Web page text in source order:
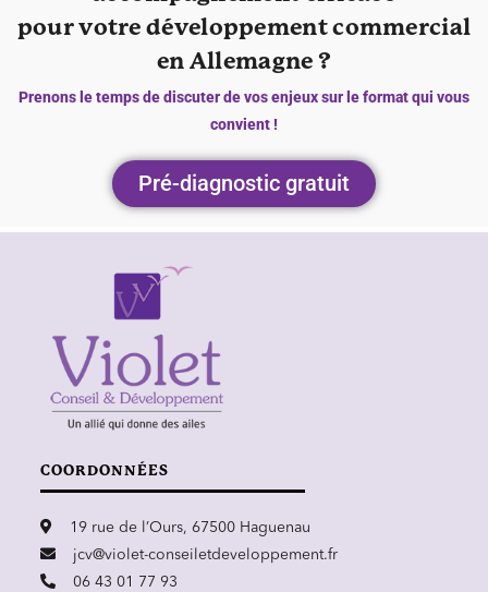
pour votre développement commercial
en Allemagne ?
Prenons le temps de discuter de vos enjeux sur le format qui vous
convient !
Pré-diagnostic gratuit
COORDONNÉES
19 rue de l’Ours, 67500 Haguenau
jcv@violet-conseiletdeveloppement.fr
06 43 01 77 93